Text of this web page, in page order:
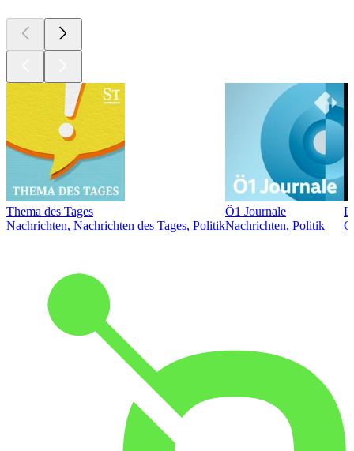
Thema des Tages
Nachrichten, Nachrichten des Tages, Politik
Ö1 Journale
Nachrichten, Politik